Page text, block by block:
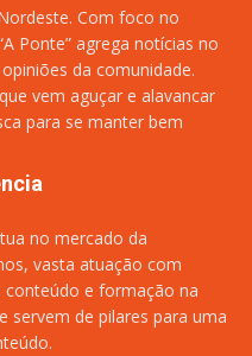
Com foco no
Ponte” agrega notícias no
da comunidade.
vem aguçar e alavancar
para se manter bem
no mercado da
vasta atuação com
e formação na
servem de pilares para uma